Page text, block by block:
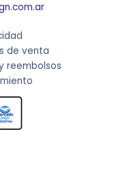
de venta
reembolsos